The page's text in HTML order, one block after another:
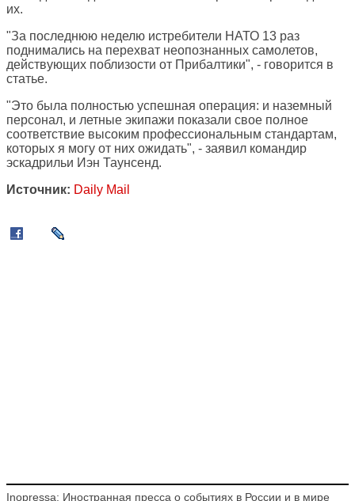
их.
"За последнюю неделю истребители НАТО 13 раз
поднимались на перехват неопознанных самолетов,
действующих поблизости от Прибалтики", - говорится в
статье.
"Это была полностью успешная операция: и наземный
персонал, и летные экипажи показали свое полное
соответствие высоким профессиональным стандартам,
которых я могу от них ожидать", - заявил командир
эскадрильи Иэн Таунсенд.
Источник: Daily Mail
Inopressa: Иностранная пресса о событиях в России и в мире